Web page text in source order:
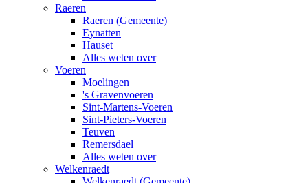
Raeren
Raeren (Gemeente)
Eynatten
Hauset
Alles weten over
Voeren
Moelingen
's Gravenvoeren
Sint-Martens-Voeren
Sint-Pieters-Voeren
Teuven
Remersdael
Alles weten over
Welkenraedt